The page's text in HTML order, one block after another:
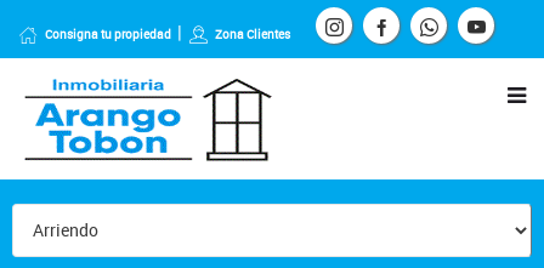
Consigna tu propiedad Zona Clientes